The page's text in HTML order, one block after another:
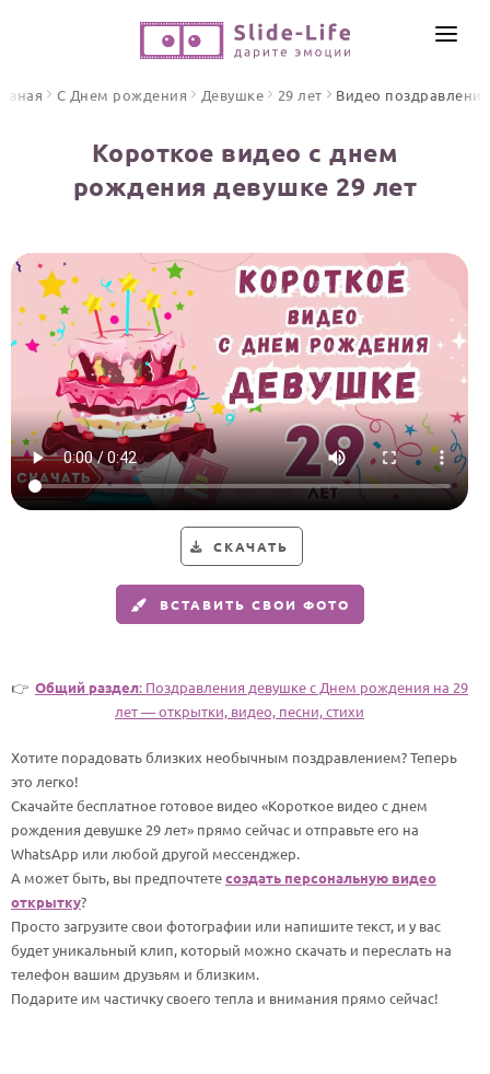
ПО ФОРМАТУ
Песни поздравления
Открытки
Стихи и тексты
ПРАЗДНИКИ
С Днем рождения
Юбилей
Свадьба
Годовщина свадьбы
Календарь праздников
Мужчине
Папе
Детям
Все родственники
ПЕРСОНАЛЬНЫЕ
Пожелания
По именам
ИНСТРУМЕНТЫ
ЦЕНЫ
ОТЗЫВЫ
С Днем рождения Девушке 29 лет Видео поздравления
Короткое видео с днем
рождения девушке 29 лет
СКАЧАТЬ
ВСТАВИТЬ СВОИ ФОТО
👉 Общий раздел: Поздравления девушке c Днем рождения на 29
лет — открытки, видео, песни, стихи
Хотите порадовать близких необычным поздравлением? Теперь
это легко!
Скачайте бесплатное готовое видео «Короткое видео с днем
рождения девушке 29 лет» прямо сейчас и отправьте его на
WhatsApp или любой другой мессенджер.
А может быть, вы предпочтетесоздать персональную видео
открытку?
Просто загрузите свои фотографии или напишите текст, и у вас
будет уникальный клип, который можно скачать и переслать на
телефон вашим друзьям и близким.
Подарите им частичку своего тепла и внимания прямо сейчас!